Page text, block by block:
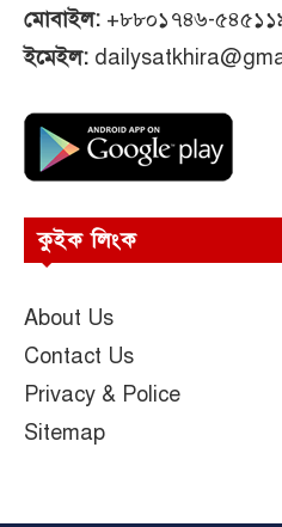
মোবাইল: +৮৮০১৭৪৬-
ইমেইল:
কুইক লিংক
About Us
Contact Us
Privacy & Police
Sitemap